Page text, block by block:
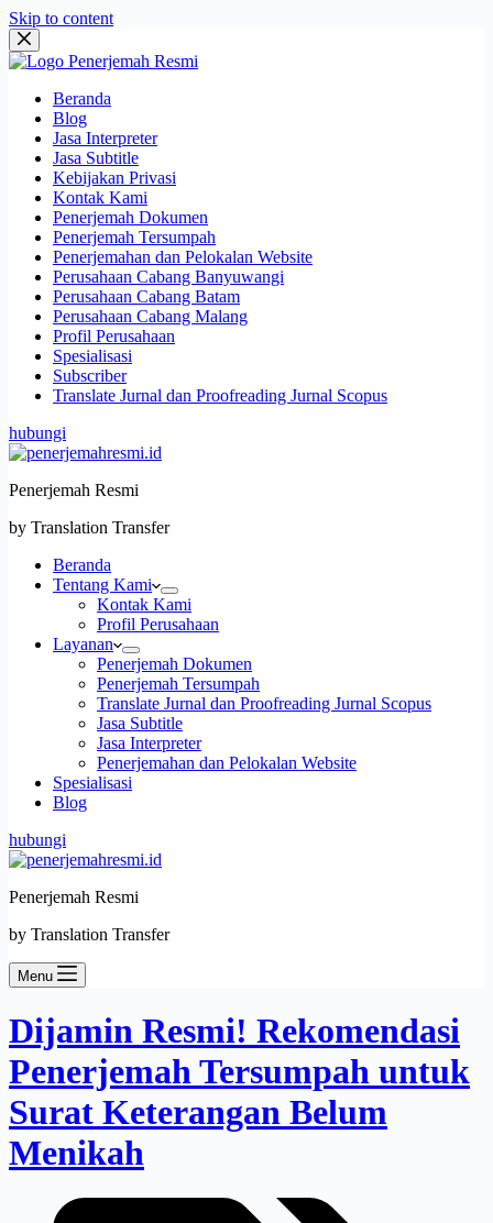
Skip to content
Beranda
Blog
Jasa Interpreter
Jasa Subtitle
Kebijakan Privasi
Kontak Kami
Penerjemah Dokumen
Penerjemah Tersumpah
Penerjemahan dan Pelokalan Website
Perusahaan Cabang Banyuwangi
Perusahaan Cabang Batam
Perusahaan Cabang Malang
Profil Perusahaan
Spesialisasi
Subscriber
Translate Jurnal dan Proofreading Jurnal Scopus
hubungi
Penerjemah Resmi
by Translation Transfer
Beranda
Tentang Kami
Kontak Kami
Profil Perusahaan
Layanan
Penerjemah Dokumen
Penerjemah Tersumpah
Translate Jurnal dan Proofreading Jurnal Scopus
Jasa Subtitle
Jasa Interpreter
Penerjemahan dan Pelokalan Website
Spesialisasi
Blog
hubungi
Penerjemah Resmi
by Translation Transfer
Menu
Dijamin Resmi! Rekomendasi
Penerjemah Tersumpah untuk
Surat Keterangan Belum
Menikah